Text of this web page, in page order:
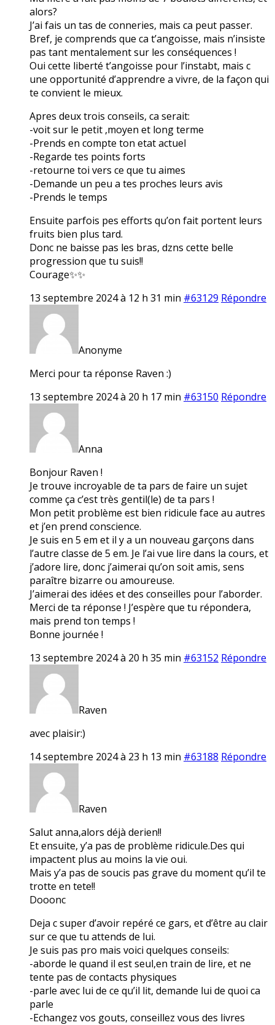
alors?
J’ai fais un tas de conneries, mais ca peut passer.
Bref, je comprends que ca t’angoisse, mais n’insiste
pas tant mentalement sur les conséquences !
Oui cette liberté t’angoisse pour l’instabt, mais c
une opportunité d’apprendre a vivre, de la façon qui
te convient le mieux.
Apres deux trois conseils, ca serait:
-voit sur le petit ,moyen et long terme
-Prends en compte ton etat actuel
-Regarde tes points forts
-retourne toi vers ce que tu aimes
-Demande un peu a tes proches leurs avis
-Prends le temps
Ensuite parfois pes efforts qu’on fait portent leurs
fruits bien plus tard.
Donc ne baisse pas les bras, dzns cette belle
progression que tu suis!!
Courage✨✨
13 septembre 2024 à 12 h 31 min #63129 Répondre
Anonyme
Merci pour ta réponse Raven :)
13 septembre 2024 à 20 h 17 min #63150 Répondre
Anna
Bonjour Raven !
Je trouve incroyable de ta pars de faire un sujet
comme ça c’est très gentil(le) de ta pars !
Mon petit problème est bien ridicule face au autres
et j’en prend conscience.
Je suis en 5 em et il y a un nouveau garçons dans
l’autre classe de 5 em. Je l’ai vue lire dans la cours, et
j’adore lire, donc j’aimerai qu’on soit amis, sens
paraître bizarre ou amoureuse.
J’aimerai des idées et des conseilles pour l’aborder.
Merci de ta réponse ! J’espère que tu répondera,
mais prend ton temps !
Bonne journée !
13 septembre 2024 à 20 h 35 min #63152 Répondre
Raven
avec plaisir:)
14 septembre 2024 à 23 h 13 min #63188 Répondre
Raven
Salut anna,alors déjà derien!!
Et ensuite, y’a pas de problème ridicule.Des qui
impactent plus au moins la vie oui.
Mais y’a pas de soucis pas grave du moment qu’il te
trotte en tete!!
Dooonc
Deja c super d’avoir repéré ce gars, et d’être au clair
sur ce que tu attends de lui.
Je suis pas pro mais voici quelques conseils:
-aborde le quand il est seul,en train de lire, et ne
tente pas de contacts physiques
-parle avec lui de ce qu’il lit, demande lui de quoi ca
parle
-Echangez vos gouts, conseillez vous des livres